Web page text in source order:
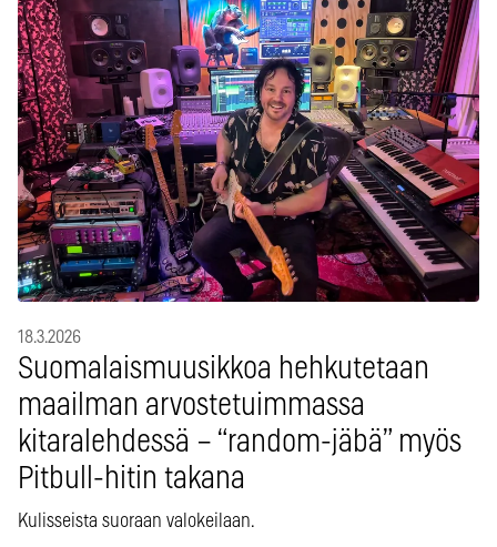
18.3.2026
Suomalaismuusikkoa hehkutetaan
maailman arvostetuimmassa
kitaralehdessä – “random-jäbä” myös
Pitbull-hitin takana
Kulisseista suoraan valokeilaan.